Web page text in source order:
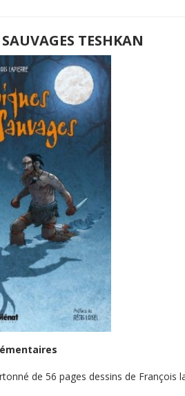
TESHKAN
de 56 pages dessins de François